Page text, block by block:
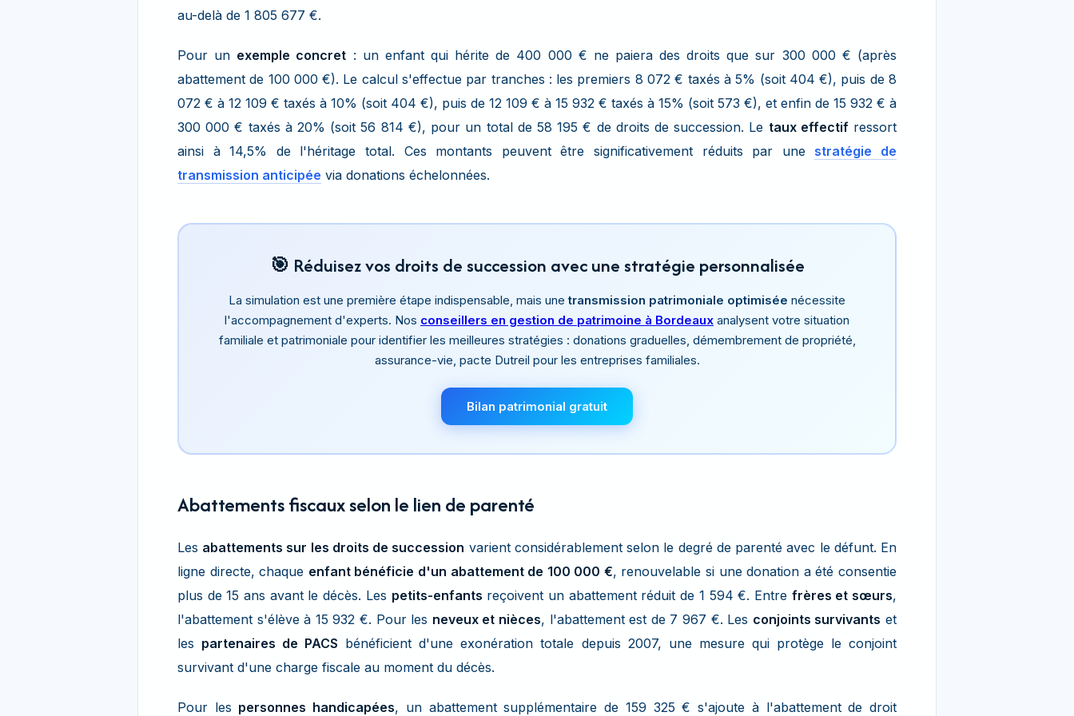
au-delà de 1 805 677 €.
Pour un exemple concret : un enfant qui hérite de 400 000 € ne paiera des droits que sur 300 000 € (après
abattement de 100 000 €). Le calcul s'effectue par tranches : les premiers 8 072 € taxés à 5% (soit 404 €), puis de 8
072 € à 12 109 € taxés à 10% (soit 404 €), puis de 12 109 € à 15 932 € taxés à 15% (soit 573 €), et enfin de 15 932 € à
300 000 € taxés à 20% (soit 56 814 €), pour un total de 58 195 € de droits de succession. Le taux effectifressort
ainsi à 14,5% de l'héritage total. Ces montants peuvent être significativement réduits par une stratégie de
transmission anticipée via donations échelonnées.
🎯 Réduisez vos droits de succession avec une stratégie personnalisée
La simulation est une première étape indispensable, mais unetransmission patrimoniale optimisée nécessite
l'accompagnement d'experts. Nos conseillers en gestion de patrimoine à Bordeaux analysent votre situation
familiale et patrimoniale pour identifier les meilleures stratégies : donations graduelles, démembrement de propriété,
assurance-vie, pacte Dutreil pour les entreprises familiales.
Bilan patrimonial gratuit
Abattements fiscaux selon le lien de parenté
Les abattements sur les droits de succession varient considérablement selon le degré de parenté avec le défunt. En
ligne directe, chaque enfant bénéficie d'un abattement de 100 000 €, renouvelable si une donation a été consentie
plus de 15 ans avant le décès. Les petits-enfants reçoivent un abattement réduit de 1 594 €. Entre frères et sœurs,
l'abattement s'élève à 15 932 €. Pour les neveux et nièces, l'abattement est de 7 967 €. Les conjoints survivants et
les partenaires de PACS bénéficient d'une exonération totale depuis 2007, une mesure qui protège le conjoint
survivant d'une charge fiscale au moment du décès.
Pour les personnes handicapées, un abattement supplémentaire de 159 325 € s'ajoute à l'abattement de droit